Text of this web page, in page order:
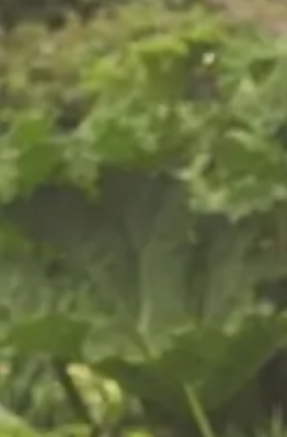
en verzorgde
begint met